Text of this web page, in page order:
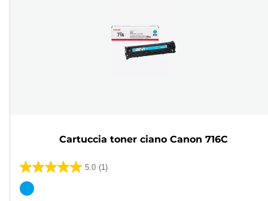
Cartuccia toner ciano Canon 716C
5.0 (1)
5.0
su
Cartuccia